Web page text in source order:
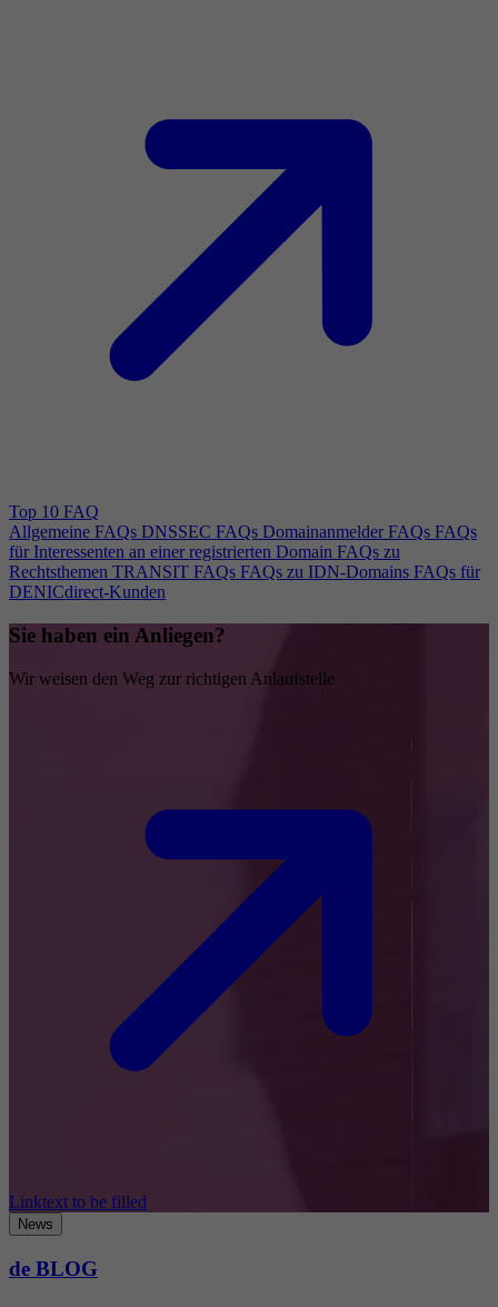
Top 10 FAQ
Allgemeine FAQs DNSSEC FAQs Domainanmelder FAQs FAQs
für Interessenten an einer registrierten Domain FAQs zu
Rechtsthemen TRANSIT FAQs FAQs zu IDN-Domains FAQs für
DENICdirect-Kunden
Sie haben ein Anliegen?
Wir weisen den Weg zur richtigen Anlaufstelle
Linktext to be filled
News
de BLOG